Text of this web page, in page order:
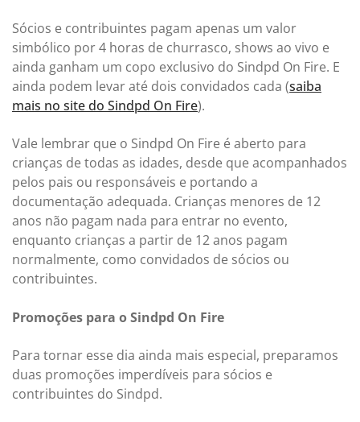
Sócios e contribuintes pagam apenas um valor
simbólico por 4 horas de churrasco, shows ao vivo e
ainda ganham um copo exclusivo do Sindpd On Fire. E
ainda podem levar até dois convidados cada (saiba
mais no site do Sindpd On Fire).
Vale lembrar que o Sindpd On Fire é aberto para
crianças de todas as idades, desde que acompanhados
pelos pais ou responsáveis e portando a
documentação adequada. Crianças menores de 12
anos não pagam nada para entrar no evento,
enquanto crianças a partir de 12 anos pagam
normalmente, como convidados de sócios ou
contribuintes.
Promoções para o Sindpd On Fire
Para tornar esse dia ainda mais especial, preparamos
duas promoções imperdíveis para sócios e
contribuintes do Sindpd.